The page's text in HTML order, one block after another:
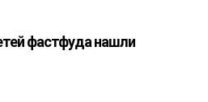
фастфуда нашли